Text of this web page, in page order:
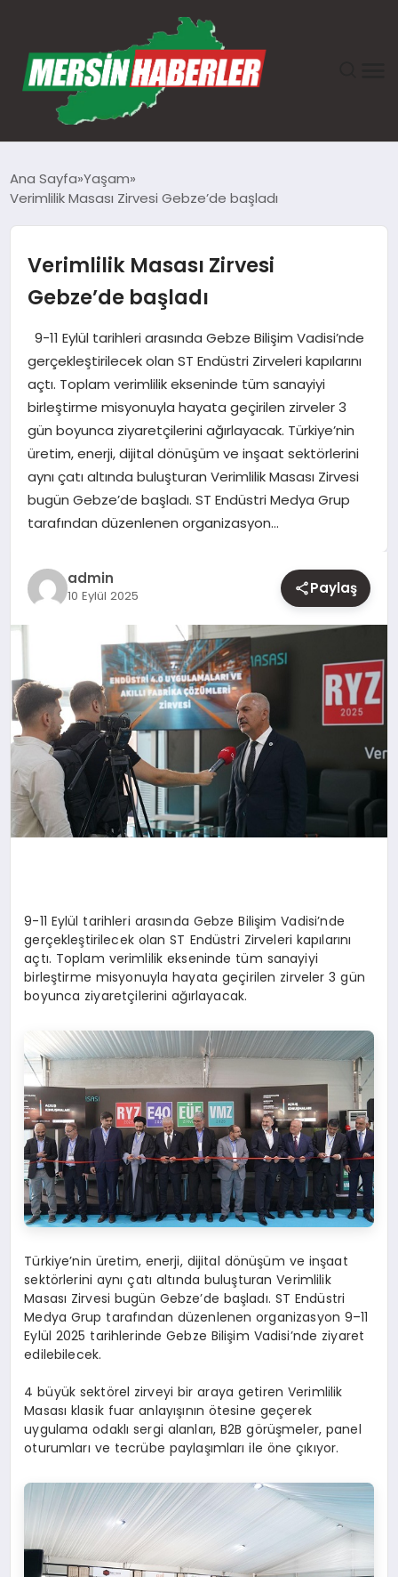
EKONOMI
SAĞLIK
TEKNOLOJI
SPOR
YAŞAM
EĞITIM
Ana Sayfa Yaşam
Verimlilik Masası Zirvesi Gebze’de başladı
Verimlilik Masası Zirvesi
Gebze’de başladı
9-11 Eylül tarihleri arasında Gebze Bilişim Vadisi’nde
gerçekleştirilecek olan ST Endüstri Zirveleri kapılarını
açtı. Toplam verimlilik ekseninde tüm sanayiyi
birleştirme misyonuyla hayata geçirilen zirveler 3
gün boyunca ziyaretçilerini ağırlayacak. Türkiye’nin
üretim, enerji, dijital dönüşüm ve inşaat sektörlerini
aynı çatı altında buluşturan Verimlilik Masası Zirvesi
bugün Gebze’de başladı. ST Endüstri Medya Grup
tarafından düzenlenen organizasyon…
admin
10 Eylül 2025 Paylaş
9-11 Eylül tarihleri arasında Gebze Bilişim Vadisi’nde
gerçekleştirilecek olan ST Endüstri Zirveleri kapılarını
açtı. Toplam verimlilik ekseninde tüm sanayiyi
birleştirme misyonuyla hayata geçirilen zirveler 3 gün
boyunca ziyaretçilerini ağırlayacak.
Türkiye’nin üretim, enerji, dijital dönüşüm ve inşaat
sektörlerini aynı çatı altında buluşturan Verimlilik
Masası Zirvesi bugün Gebze’de başladı. ST Endüstri
Medya Grup tarafından düzenlenen organizasyon 9–11
Eylül 2025 tarihlerinde Gebze Bilişim Vadisi’nde ziyaret
edilebilecek.
4 büyük sektörel zirveyi bir araya getiren Verimlilik
Masası klasik fuar anlayışının ötesine geçerek
uygulama odaklı sergi alanları, B2B görüşmeler, panel
oturumları ve tecrübe paylaşımları ile öne çıkıyor.